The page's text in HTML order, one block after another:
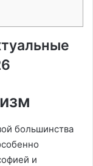
большинства
и